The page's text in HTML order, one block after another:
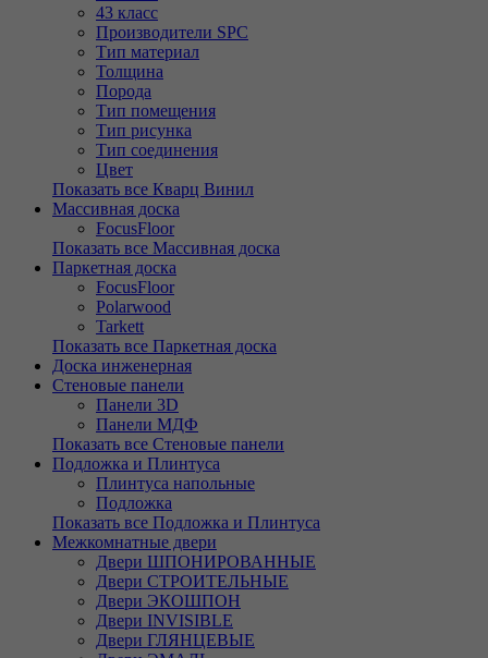
43 класс
Производители SPC
Тип материал
Толщина
Порода
Тип помещения
Тип рисунка
Тип соединения
Цвет
Показать все Кварц Винил
Массивная доска
FocusFloor
Показать все Массивная доска
Паркетная доска
FocusFloor
Polarwood
Tarkett
Показать все Паркетная доска
Доска инженерная
Стеновые панели
Панели 3D
Панели МДФ
Показать все Стеновые панели
Подложка и Плинтуса
Плинтуса напольные
Подложка
Показать все Подложка и Плинтуса
Межкомнатные двери
Двери ШПОНИРОВАННЫЕ
Двери СТРОИТЕЛЬНЫЕ
Двери ЭКОШПОН
Двери INVISIBLE
Двери ГЛЯНЦЕВЫЕ